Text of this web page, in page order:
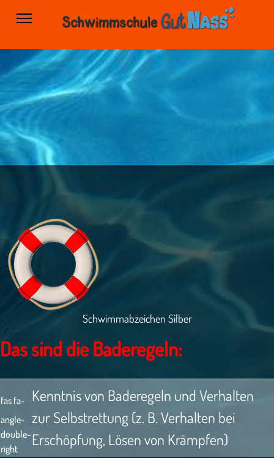
Schwimmabzeichen Silber
Das sind die Baderegeln:
fas fa-
angle-
double-
right
Kenntnis von Baderegeln und Verhalten
zur Selbstrettung (z. B. Verhalten bei
Erschöpfung, Lösen von Krämpfen)